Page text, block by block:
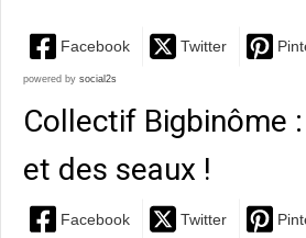
Facebook Twitter
powered by social2s
Collectif Bigbinôme
et des seaux !
Facebook Twitter